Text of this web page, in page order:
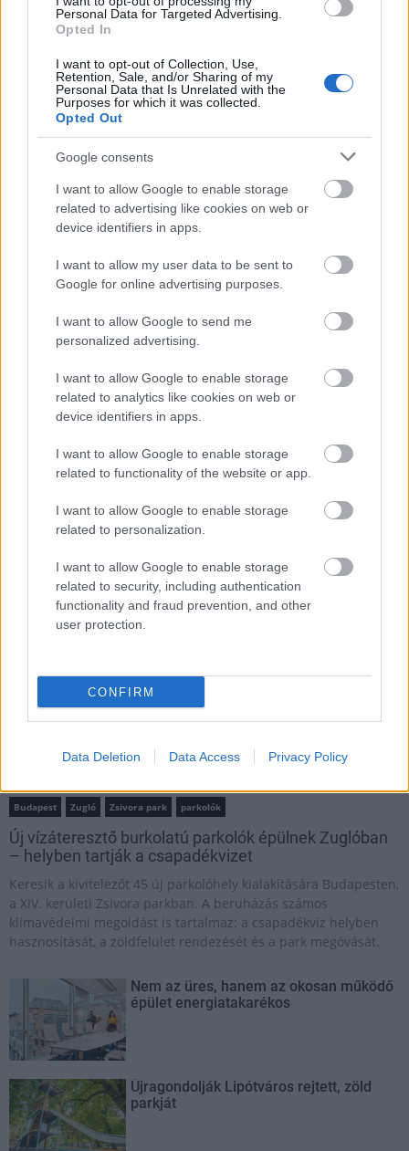
Personal Data for Targeted Advertising.
Opted In
I want to opt-out of Collection, Use,
Retention, Sale, and/or Sharing of my
Personal Data that Is Unrelated with the
Purposes for which it was collected.
Opted Out
Google consents
I want to allow Google to enable storage
related to advertising like cookies on web or
device identifiers in apps.
I want to allow my user data to be sent to
Google for online advertising purposes.
I want to allow Google to send me
personalized advertising.
I want to allow Google to enable storage
related to analytics like cookies on web or
device identifiers in apps.
I want to allow Google to enable storage
related to functionality of the website or app.
I want to allow Google to enable storage
related to personalization.
I want to allow Google to enable storage
related to security, including authentication
functionality and fraud prevention, and other
user protection.
CONFIRM
Data Deletion Data Access Privacy Policy
MKIF Magyar Koncessziós Infrastruktúra Fejlesztő Zrt.
Bicske
csomópont
csomópont építése
Tizenegy meglévő csomópontot korszerűsít és négy új,
különszintű csomópontot hoz létre az MKIF az M1-es
bővítésénél.
négyszámjegyű utak korszerűsítése
zárul
Látványos építési szakasz indult be a
Budapest Zugló Zsivora park parkolók
Új vízáteresztő burkolatú parkolók épülnek Zuglóban
– helyben tartják a csapadékvizet
Keresik a kivitelezőt 45 új parkolóhely kialakítására Budapesten,
a XIV. kerületi Zsivora parkban. A beruházás számos
klímavédelmi megoldást is tartalmaz: a csapadékvíz helyben
hasznosítását, a zöldfelület rendezését és a park megóvását.
Nem az üres, hanem az okosan működő
épület energiatakarékos
Újragondolják Lipótváros rejtett, zöld
parkját